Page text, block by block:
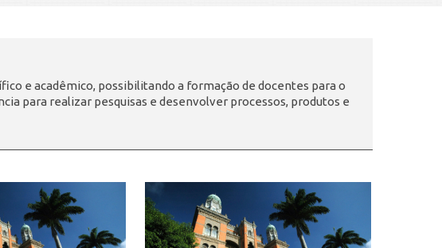
e acadêmico, possibilitando a formação de docentes para o
para realizar pesquisas e desenvolver processos, produtos e